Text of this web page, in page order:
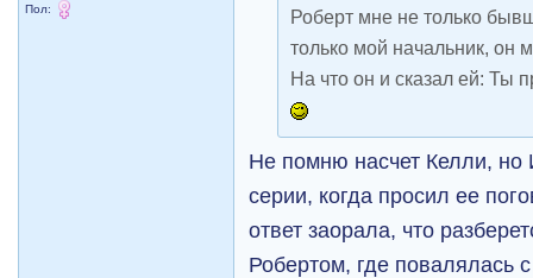
Пол:
Роберт мне не только
только мой начальник, он
На что он и сказал ей: Ты
Не помню насчет Келли, но
серии, когда просил ее
ответ заорала, что
Робертом, где повалялась